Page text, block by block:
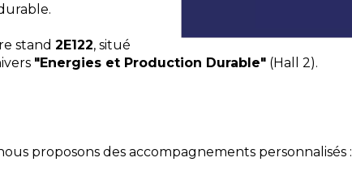
stand 2E122, situé
"Energies et Production Durable" (Hall 2).
proposons des accompagnements personnalisés :